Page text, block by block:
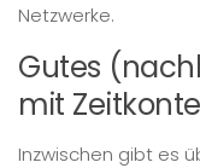
Netzwerke.
Gutes
mit
Inzwischen gibt es